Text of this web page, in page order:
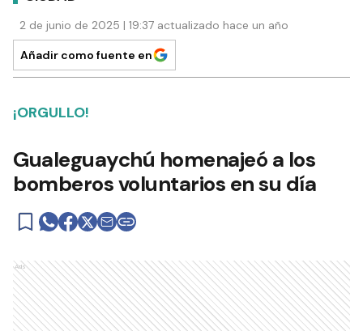
2 de junio de 2025 | 19:37 actualizado hace un año
Añadir como fuente en
¡ORGULLO!
Gualeguaychú homenajeó a los
bomberos voluntarios en su día
Ads